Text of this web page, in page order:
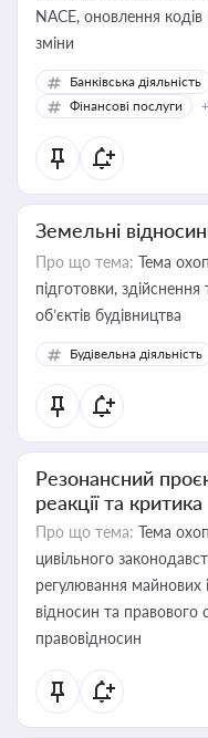
NACE, оновлення
зміни
Банківська діяльність
Фінансові послуги
Земельні
Про що тема: Тема
підготовки,
об’єктів будівництва
Будівельна діяльність
Резонансний
реакції та критика
Про що тема: Тема
цивільного
регулювання майнових
відносин та правового
правовідносин